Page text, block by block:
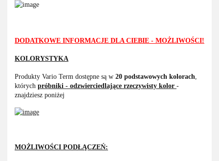
DODATKOWE INFORMACJE DLA CIEBIE - MOŻLIWOŚCI!
KOLORYSTYKA
Produkty Vario Term dostępne są w 20 podstawowych kolorach,
których próbniki - odzwierciedlające rzeczywisty kolor -
znajdziesz poniżej
MOŻLIWOŚCI PODŁĄCZEŃ: